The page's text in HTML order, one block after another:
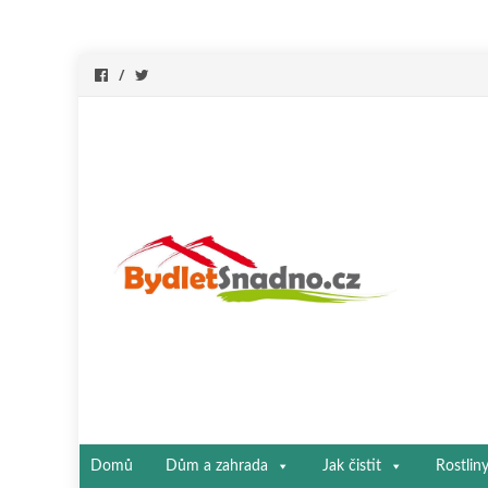
Přeskočit
Domů Dům a zahrada Jak čistit Rostliny